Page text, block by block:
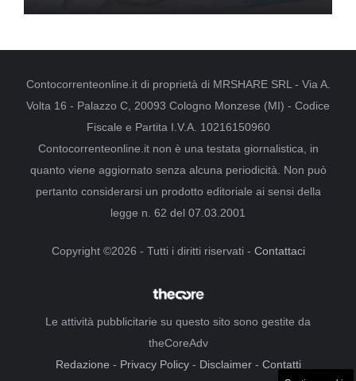
Contocorrenteonline.it di proprietà di MRSHARE SRL - Via A.
Volta 16 - Palazzo C, 20093 Cologno Monzese (MI) - Codice
Fiscale e Partita I.V.A. 10216150960
Contocorrenteonline.it non è una testata giornalistica, in
quanto viene aggiornato senza alcuna periodicità. Non può
pertanto considerarsi un prodotto editoriale ai sensi della
legge n. 62 del 07.03.2001
Copyright ©2026 - Tutti i diritti riservati - Contattaci
Le attività pubblicitarie su questo sito sono gestite da
theCoreAdv
Redazione - Privacy Policy- Disclaimer- Contatti